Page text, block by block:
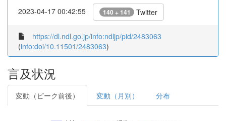
2023-04-17 00:42:55 140 + 141 Twitter
https://dl.ndl.go.jp/info:ndljp/pid/2483063
(info:doi/10.11501/2483063)
言及状況
変動（ピーク前後） 変動（月別） 分布